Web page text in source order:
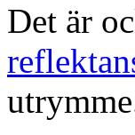
Det är